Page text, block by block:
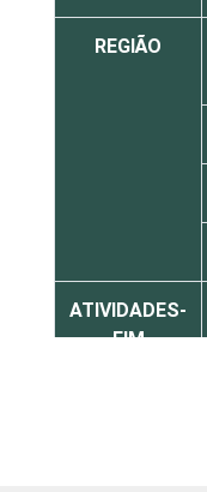
REGIÃO
ATIVIDADES-
FIM